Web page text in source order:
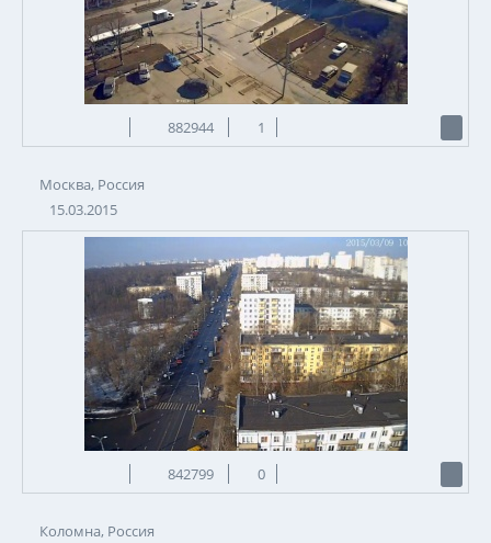
882944 1
Москва, Россия
15.03.2015
842799 0
Коломна, Россия